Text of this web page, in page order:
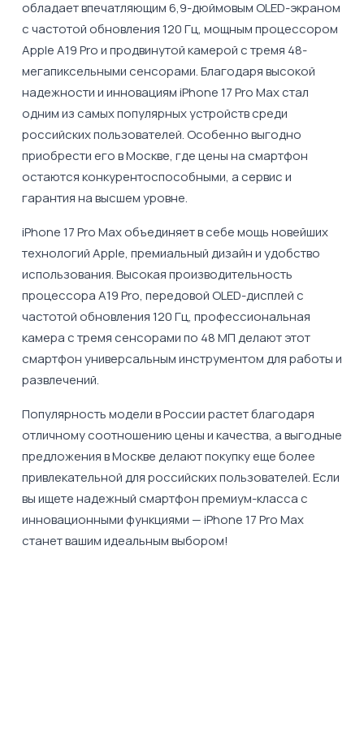
обладает впечатляющим 6,9-дюймовым OLED-экраном
с частотой обновления 120 Гц, мощным процессором
Apple A19 Pro и продвинутой камерой с тремя 48-
мегапиксельными сенсорами. Благодаря высокой
надежности и инновациям iPhone 17 Pro Max стал
одним из самых популярных устройств среди
российских пользователей. Особенно выгодно
приобрести его в Москве, где цены на смартфон
остаются конкурентоспособными, а сервис и
гарантия на высшем уровне.
iPhone 17 Pro Max объединяет в себе мощь новейших
технологий Apple, премиальный дизайн и удобство
использования. Высокая производительность
процессора A19 Pro, передовой OLED-дисплей с
частотой обновления 120 Гц, профессиональная
камера с тремя сенсорами по 48 МП делают этот
смартфон универсальным инструментом для работы и
развлечений.
Популярность модели в России растет благодаря
отличному соотношению цены и качества, а выгодные
предложения в Москве делают покупку еще более
привлекательной для российских пользователей. Если
вы ищете надежный смартфон премиум-класса с
инновационными функциями — iPhone 17 Pro Max
станет вашим идеальным выбором!